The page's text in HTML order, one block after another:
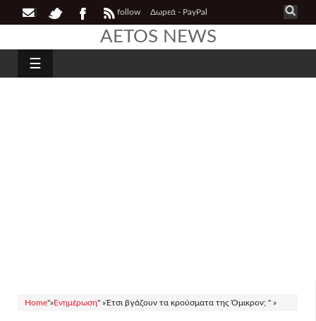
follow Δωρεά - PayPal
AETOS NEWS
☰
Home"»Ενημέρωση" »Έτσι βγάζουν τα κρούσματα της Όμικρον; " »